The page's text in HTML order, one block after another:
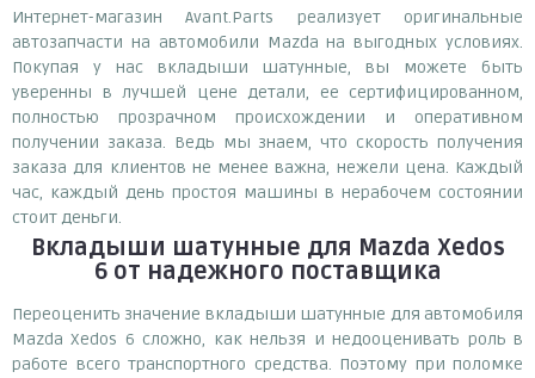
Интернет-магазин Avant.Parts реализует оригинальные
автозапчасти на автомобили Mazda на выгодных условиях.
Покупая у нас вкладыши шатунные, вы можете быть
уверенны в лучшей цене детали, ее сертифицированном,
полностью прозрачном происхождении и оперативном
получении заказа. Ведь мы знаем, что скорость получения
заказа для клиентов не менее важна, нежели цена. Каждый
час, каждый день простоя машины в нерабочем состоянии
стоит деньги.
Вкладыши шатунные для Mazda Xedos
6от надежного поставщика
Переоценить значение вкладыши шатунные для автомобиля
Mazda Xedos 6 сложно, как нельзя и недооценивать роль в
работе всего транспортного средства. Поэтому при поломке